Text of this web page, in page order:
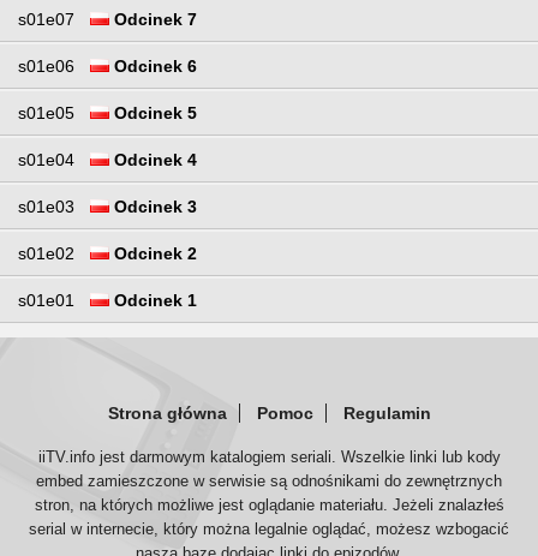
s01e07 Odcinek 7
s01e06 Odcinek 6
s01e05 Odcinek 5
s01e04 Odcinek 4
s01e03 Odcinek 3
s01e02 Odcinek 2
s01e01 Odcinek 1
Strona główna Pomoc Regulamin
iiTV.info jest darmowym katalogiem seriali. Wszelkie linki lub kody
embed zamieszczone w serwisie są odnośnikami do zewnętrznych
stron, na których możliwe jest oglądanie materiału. Jeżeli znalazłeś
serial w internecie, który można legalnie oglądać, możesz wzbogacić